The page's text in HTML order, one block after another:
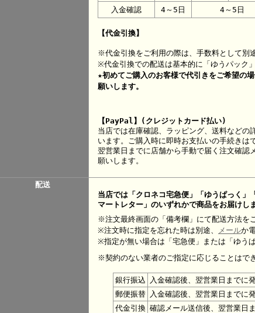
入金確認
4～5日 4～5日
【代金引換】
※代金引換をご利用の際は、手数料として別
※代金引換での配送は基本的に「ゆうパック」
★初めてご購入のお客様で代引きをご希望の場
願いします。
【PayPal】(クレジットカード払い)
当店では在庫確認、ラッピング、送料などの
います。ご購入時に即時お支払いの手続きは
翌営業日までに店舗から手動で届く注文確認
願いします。
配送
当店では「クロネコ宅急便」「ゆうぱっく」
マートレター」のいずれかで商品をお届けしま
※注文最終画面の「備考欄」にて配送方法を
※注文時に指定を忘れた時は別途、
メールか
※指定が無い場合は「宅急便」または「ゆう
※契約のない業者のご指定に応じることはで
銀行振込
入金確認後、翌営業日までに
郵便振替
入金確認後、翌営業日までに
代金引換 確認メール送信後、翌営業日